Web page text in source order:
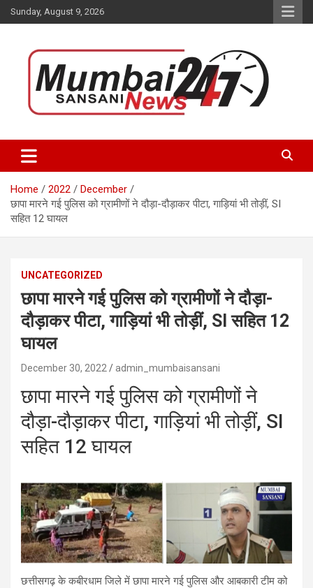
Skip
to
Sunday, August 9, 2026
Mumbai Sansani
time updates on recent news around the World.
Home 2022
December
छापा मारने गई पुलिस को ग्रामीणों ने दौड़ा-दौड़ाकर पीटा, गाड़ियां भी तोड़ीं, SI
सहित 12 घायल
UNCATEGORIZED
छापा मारने गई पुलिस को ग्रामीणों ने दौड़ा-
दौड़ाकर पीटा, गाड़ियां भी तोड़ीं, SI सहित 12
घायल
December 30, 2022 admin_mumbaisansani
छापा मारने गई पुलिस को ग्रामीणों ने
दौड़ा-दौड़ाकर पीटा, गाड़ियां भी तोड़ीं, SI
सहित 12 घायल
छत्तीसगढ़ के कबीरधाम जिले में छापा मारने गई पुलिस और आबकारी टीम को